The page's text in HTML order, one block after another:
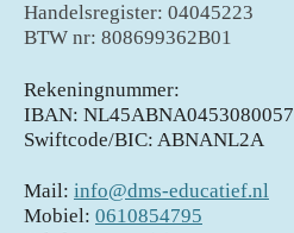
Handelsregister: 04045223
BTW nr: 808699362B01
Rekeningnummer:
IBAN: NL45ABNA0453080057
Swiftcode/BIC: ABNANL2A
Mail: info@dms-educatief.nl
Mobiel: 0610854795